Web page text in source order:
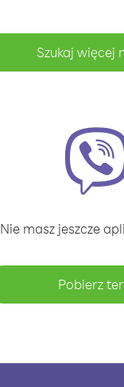
Szukaj więcej
Nie masz jeszcze
Pobierz